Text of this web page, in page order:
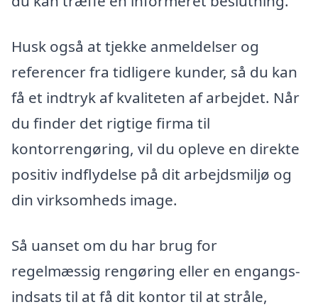
Husk også at tjekke anmeldelser og
referencer fra tidligere kunder, så du kan
få et indtryk af kvaliteten af arbejdet. Når
du finder det rigtige firma til
kontorrengøring, vil du opleve en direkte
positiv indflydelse på dit arbejdsmiljø og
din virksomheds image.
Så uanset om du har brug for
regelmæssig rengøring eller en engangs-
indsats til at få dit kontor til at stråle,